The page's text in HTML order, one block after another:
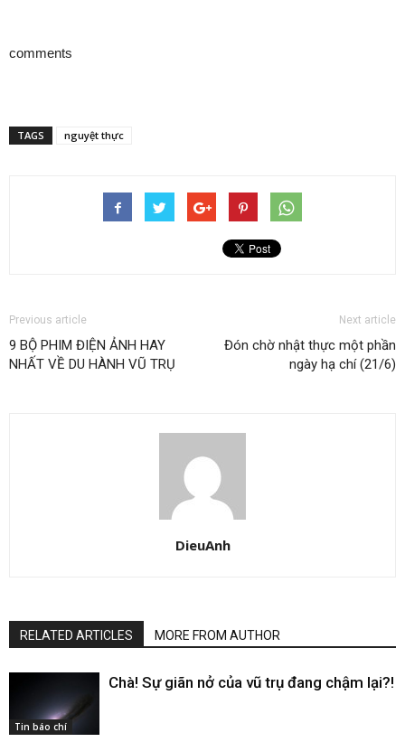
comments
TAGS nguyệt thực
Previous article
9 BỘ PHIM ĐIỆN ẢNH HAY
NHẤT VỀ DU HÀNH VŨ TRỤ
Next article
Đón chờ nhật thực một phần
ngày hạ chí (21/6)
DieuAnh
RELATED ARTICLES MORE FROM AUTHOR
Tin báo chí
Chà! Sự giãn nở của vũ trụ đang chậm lại?!